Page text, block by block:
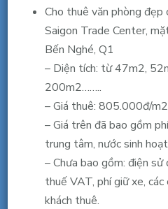
thuê
VP
đẹp
Saigon
Center
–
MT
Tôn
Đức
Thắng,
Cho thuê văn phòng đẹp
Saigon Trade Center,
Bến Nghé, Q1
– Diện tích: từ 47m2,
200m2……..
– Giá thuê: 805.000đ/
– Giá trên đã bao gồm
trung tâm, nước sinh
– Chưa bao gồm: điện
thuế VAT, phí giữ xe, các
khách thuê.